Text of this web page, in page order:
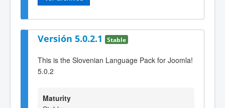
Versión 5.0.2.1 Stable
This is the Slovenian Language Pack for Joomla!
5.0.2
Maturity